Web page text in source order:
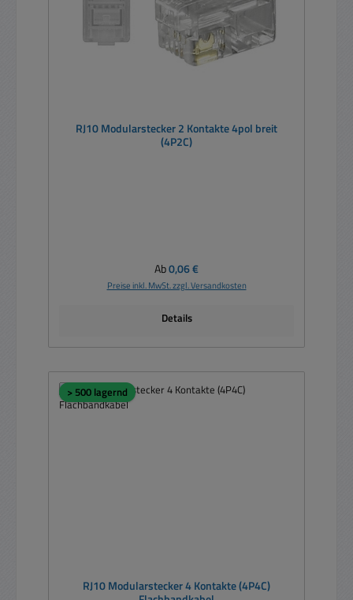
RJ10 Modularstecker 2 Kontakte 4pol breit
(4P2C)
Regulärer Preis:
Ab0,06 €
Preise inkl. MwSt. zzgl. Versandkosten
Details
> 500 lagernd
RJ10 Modularstecker 4 Kontakte (4P4C)